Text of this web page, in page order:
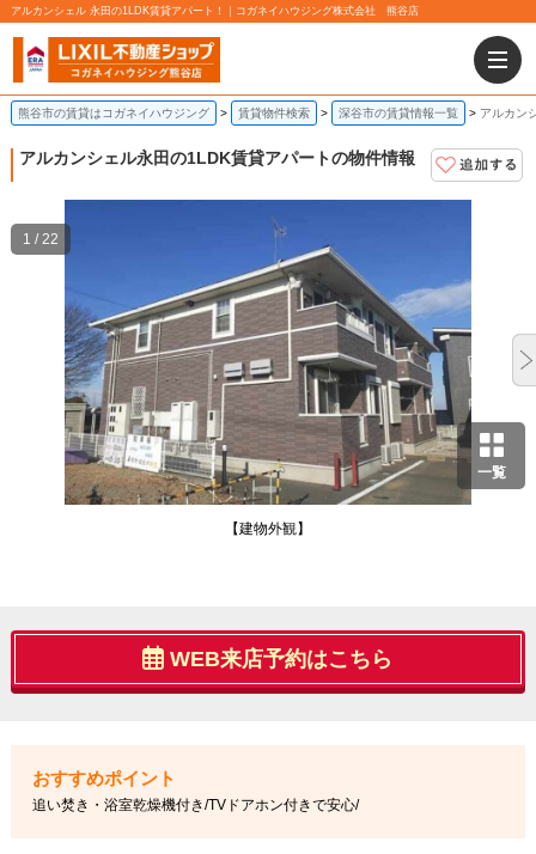
アルカンシェル 永田の1LDK賃貸アパート！｜コガネイハウジング株式会社 熊谷店
熊谷市の賃貸はコガネイハウジング 賃貸物件検索 深谷市の賃貸情報一覧 アルカン
アルカンシェル永田の1LDK賃貸アパートの物件情報
一覧
【建物外観】
1 / 22
WEB来店予約はこちら
追い焚き・浴室乾燥機付き/TVドアホン付きで安心/